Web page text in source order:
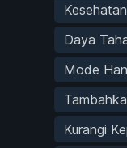
Daya
Mode
Kurangi